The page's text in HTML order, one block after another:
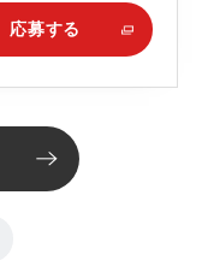
応募する